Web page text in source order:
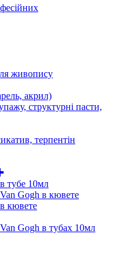
живопису
акрил)
структурні пасти,
терпентін
тубе 10мл
Gogh в кювете
кювете
Gogh в тубах 10мл